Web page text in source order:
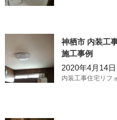
神栖市 内装工
施工事例
2020年4月14日
内装工事住宅リフ